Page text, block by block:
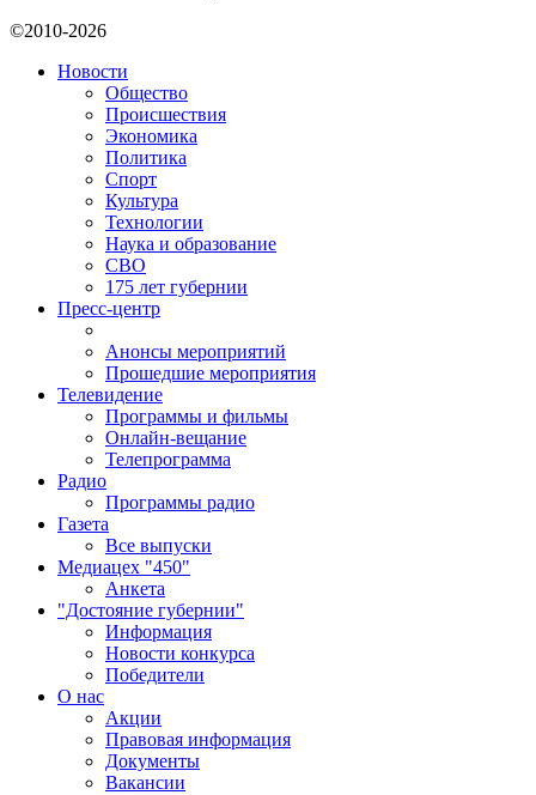
©2010-2026
Новости
Общество
Происшествия
Экономика
Политика
Спорт
Культура
Технологии
Наука и образование
СВО
175 лет губернии
Пресс-центр
Анонсы мероприятий
Прошедшие мероприятия
Телевидение
Программы и фильмы
Онлайн-вещание
Телепрограмма
Радио
Программы радио
Газета
Все выпуски
Медиацех "450"
Анкета
"Достояние губернии"
Информация
Новости конкурса
Победители
О нас
Акции
Правовая информация
Документы
Вакансии